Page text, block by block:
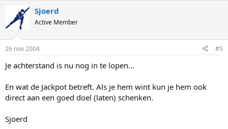
Sjoerd
Active Member
26 nov 2004 #5
Je achterstand is nu nog in te lopen...
En wat de Jackpot betreft. Als je hem wint kun je hem ook
direct aan een goed doel (laten) schenken.
Sjoerd